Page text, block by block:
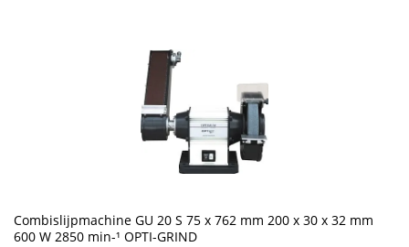
Combislijpmachine GU 20 S 75 x 762 mm 200 x 30 x 32 mm
600 W 2850 min-¹ OPTI-GRIND